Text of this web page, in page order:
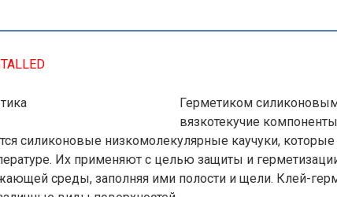
Герметиком
вязкотекучие
силиконовые низкомолекулярные каучуки,
Их применяют с целью защиты и
среды, заполняя ими полости и щели. Клей-